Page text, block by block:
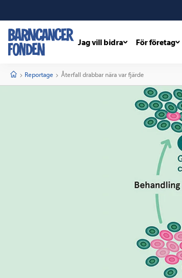
Jag vill bidra För företag
StartReportage Current:
Återfall drabbar nära var fjärde